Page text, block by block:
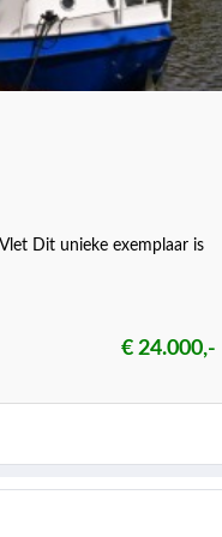
Dit unieke exemplaar is
€ 24.000,-